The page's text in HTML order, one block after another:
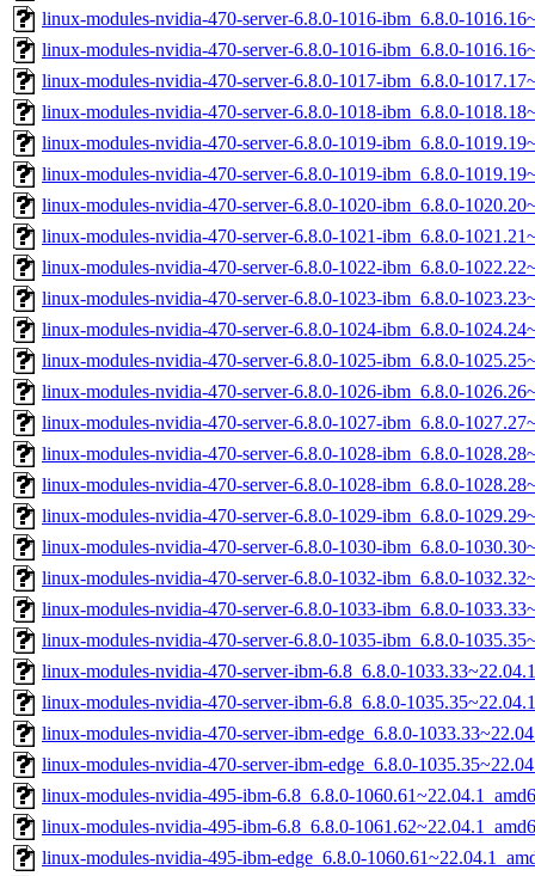
linux-modules-nvidia-470-server-6.8.0-1016-ibm_6.8.0-
linux-modules-nvidia-470-server-6.8.0-1016-ibm_6.8.0-
linux-modules-nvidia-470-server-6.8.0-1017-ibm_6.8.0-
linux-modules-nvidia-470-server-6.8.0-1018-ibm_6.8.0-
linux-modules-nvidia-470-server-6.8.0-1019-ibm_6.8.0-
linux-modules-nvidia-470-server-6.8.0-1019-ibm_6.8.0-
linux-modules-nvidia-470-server-6.8.0-1020-ibm_6.8.0-
linux-modules-nvidia-470-server-6.8.0-1021-ibm_6.8.0-
linux-modules-nvidia-470-server-6.8.0-1022-ibm_6.8.0-
linux-modules-nvidia-470-server-6.8.0-1023-ibm_6.8.0-
linux-modules-nvidia-470-server-6.8.0-1024-ibm_6.8.0-
linux-modules-nvidia-470-server-6.8.0-1025-ibm_6.8.0-
linux-modules-nvidia-470-server-6.8.0-1026-ibm_6.8.0-
linux-modules-nvidia-470-server-6.8.0-1027-ibm_6.8.0-
linux-modules-nvidia-470-server-6.8.0-1028-ibm_6.8.0-
linux-modules-nvidia-470-server-6.8.0-1028-ibm_6.8.0-
linux-modules-nvidia-470-server-6.8.0-1029-ibm_6.8.0-
linux-modules-nvidia-470-server-6.8.0-1030-ibm_6.8.0-
linux-modules-nvidia-470-server-6.8.0-1032-ibm_6.8.0-
linux-modules-nvidia-470-server-6.8.0-1033-ibm_6.8.0-
linux-modules-nvidia-470-server-6.8.0-1035-ibm_6.8.0-
linux-modules-nvidia-470-server-ibm-6.8_6.8.0-
linux-modules-nvidia-470-server-ibm-6.8_6.8.0-
linux-modules-nvidia-470-server-ibm-edge_6.8.0-
linux-modules-nvidia-470-server-ibm-edge_6.8.0-
linux-modules-nvidia-495-ibm-6.8_6.8.0-
linux-modules-nvidia-495-ibm-6.8_6.8.0-
linux-modules-nvidia-495-ibm-edge_6.8.0-